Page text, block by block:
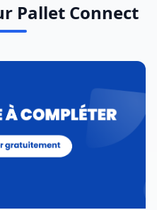
Pallet Connect